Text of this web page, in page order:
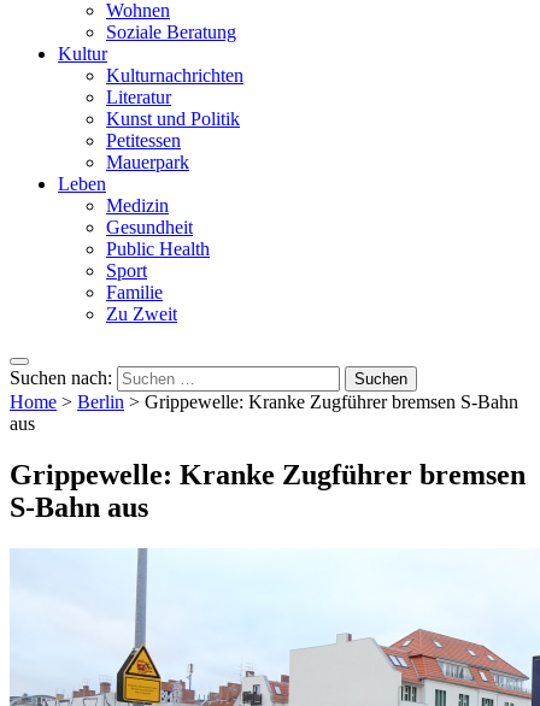
Wohnen
Soziale Beratung
Kultur
Kulturnachrichten
Literatur
Kunst und Politik
Petitessen
Mauerpark
Leben
Medizin
Gesundheit
Public Health
Sport
Familie
Zu Zweit
Suchen nach:
Home > Berlin > Grippewelle: Kranke Zugführer bremsen S-Bahn
aus
Grippewelle: Kranke Zugführer bremsen
S-Bahn aus